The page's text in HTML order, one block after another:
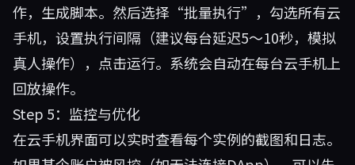
作，生成脚本。然后选择“批量执行”，勾选所有云
手机，设置执行间隔（建议每台延迟5～10秒，模拟
真人操作），点击运行。系统会自动在每台云手机上
回放操作。
Step 5：监控与优化
在云手机界面可以实时查看每个实例的截图和日志。